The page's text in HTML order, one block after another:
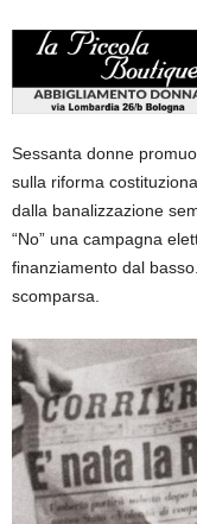
Sessanta donne
sulla riforma
dalla banalizzazione
“No” una campagna
finanziamento dal
scomparsa.